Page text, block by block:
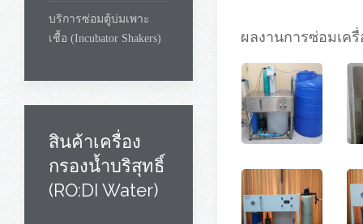
ผลงานการซ่อมเค
บริการซ่อมตู้บ่มเพาะ
เชื้อ (Incubator Shakers)
สินค้าเครื่อง
กรองน้ำบริสุทธิ์
(RO:DI Water)